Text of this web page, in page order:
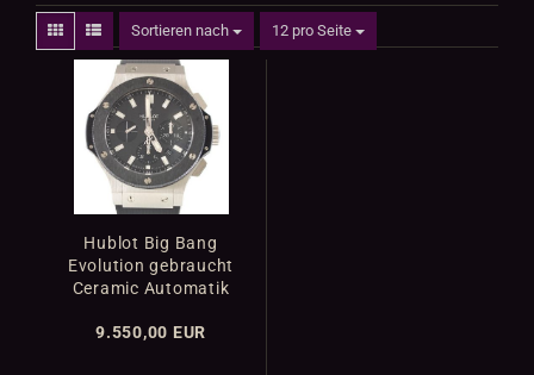
Sortieren nach 12 pro Seite
Hublot Big Bang
Evolution gebraucht
Ceramic Automatik
9.550,00 EUR